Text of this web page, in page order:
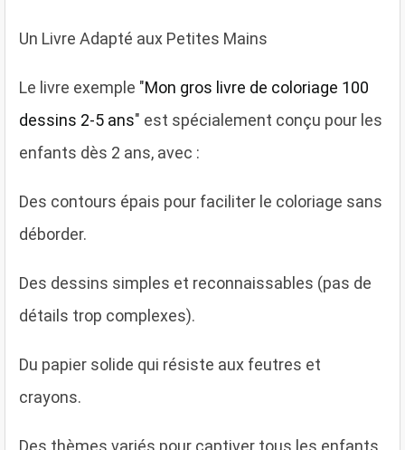
Un Livre Adapté aux Petites Mains
Le livre exemple "Mon gros livre de coloriage 100
dessins 2-5 ans" est spécialement conçu pour les
enfants dès 2 ans, avec :
Des contours épais pour faciliter le coloriage sans
déborder.
Des dessins simples et reconnaissables (pas de
détails trop complexes).
Du papier solide qui résiste aux feutres et
crayons.
Des thèmes variés pour captiver tous les enfants.